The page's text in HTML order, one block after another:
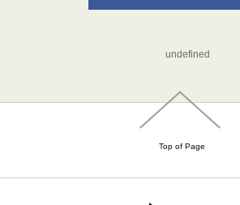
undefined
Top of Page